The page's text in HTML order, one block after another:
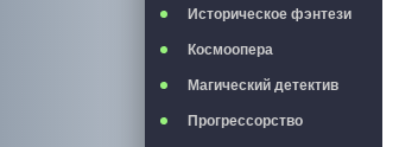
Историческое фэнтези
Космоопера
Магический детектив
Прогрессорство